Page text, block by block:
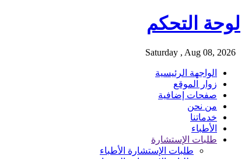
لوحة التحكم
الواجهة الرئيسية
زوار الموقع
صفحات إضافية
من نحن
خدماتنا
الأطباء
طلبات الإستشارة
طلبات الإستشارة الأطباء